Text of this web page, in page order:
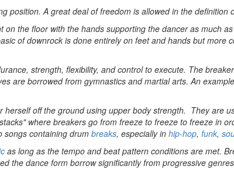
position. A great deal of freedom is allowed in the definition
the floor with the hands supporting the dancer as much
of downrock is done entirely on feet and hands but more
strength, flexibility, and control to execute. The
are borrowed from gymnastics and martial arts. An
off the ground using upper body strength. They are
where breakers go from freeze to freeze to freeze in
songs containing drum breaks, especially in hip-hop, funk,
as long as the tempo and beat pattern conditions are met.
the dance form borrow significantly from progressive